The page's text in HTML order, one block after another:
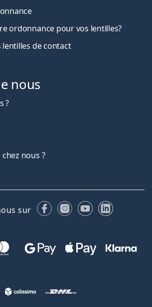
ordonnance pour vos lentilles?
lentilles de contact
nous
?
nous ?
sur FacebookInstagram
YouTubeLinkedIn